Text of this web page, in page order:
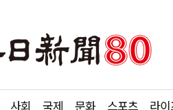
사회 국제 문화 스포츠 라